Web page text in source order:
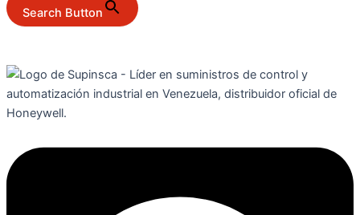
Search Button